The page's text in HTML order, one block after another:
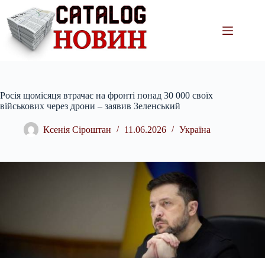
вмісту
Росія щомісяця втрачає на фронті понад 30 000 своїх
військових через дрони – заявив Зеленський
Ксенія Сіроштан 11.06.2026 Україна